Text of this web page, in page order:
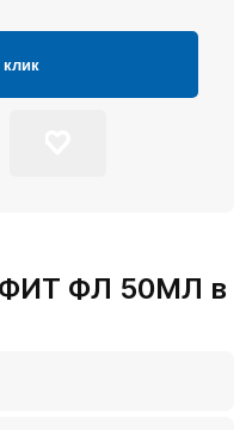
клик
ФЛ 50МЛ в